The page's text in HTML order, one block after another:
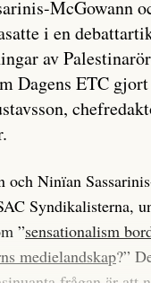
McGowann
i en
av
Dagens ETC
och Ninïan
Syndikalisterna,
”sensationalism
medielandskap?”